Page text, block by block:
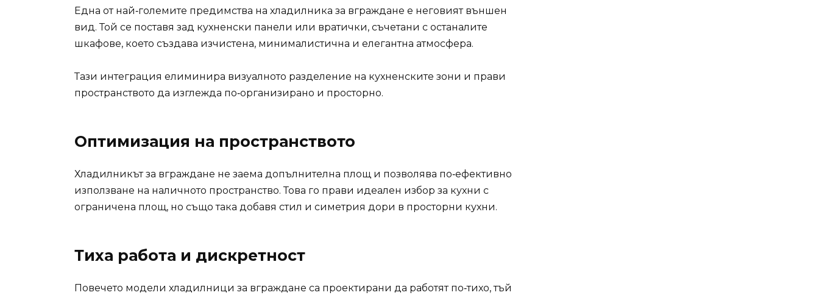
Една от най‑големите предимства на хладилника за вграждане е неговият външен
вид. Той се поставя зад кухненски панели или вратички, съчетани с останалите
шкафове, което създава изчистена, минималистична и елегантна атмосфера.
Тази интеграция елиминира визуалното разделение на кухненските зони и прави
пространството да изглежда по‑организирано и просторнo.
Оптимизация на пространството
Хладилникът за вграждане не заема допълнителна площ и позволява по‑ефективно
използване на наличното пространство. Това го прави идеален избор за кухни с
ограничена площ, но също така добавя стил и симетрия дори в просторни кухни.
Тиха работа и дискретност
Повечето модели хладилници за вграждане са проектирани да работят по‑тихо, тъй